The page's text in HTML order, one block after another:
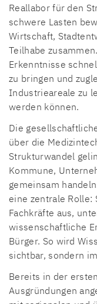
Reallabor für den
schwere Lasten
Wirtschaft,
Teilhabe
Erkenntnisse
zu bringen und
Industrieareale zu
werden können.
Die
über die
Strukturwandel
Kommune,
gemeinsam
eine zentrale
Fachkräfte aus,
wissenschaftliche
Bürger. So wird
sichtbar, sondern
Bereits in der
Ausgründungen